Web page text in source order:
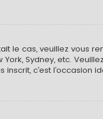
le cas, veuillez vous
Sydney, etc.
inscrit, c’est l’occasion